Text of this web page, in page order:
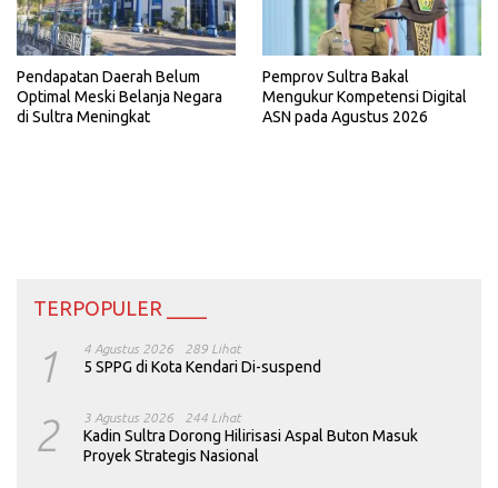
Pendapatan Daerah Belum
Optimal Meski Belanja Negara
di Sultra Meningkat
Pemprov Sultra Bakal
Mengukur Kompetensi Digital
ASN pada Agustus 2026
TERPOPULER ____
1 4 Agustus 2026 289 Lihat
5 SPPG di Kota Kendari Di-suspend
2 3 Agustus 2026 244 Lihat
Kadin Sultra Dorong Hilirisasi Aspal Buton Masuk
Proyek Strategis Nasional